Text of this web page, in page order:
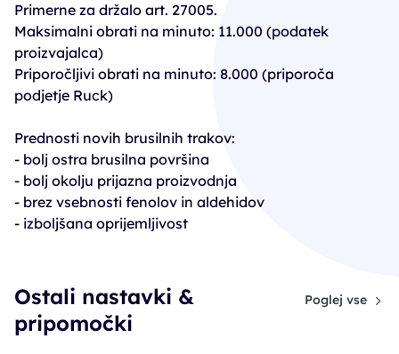
Primerne za držalo art. 27005.
Maksimalni obrati na minuto: 11.000 (podatek
proizvajalca)
Priporočljivi obrati na minuto: 8.000 (priporoča
podjetje Ruck)
Prednosti novih brusilnih trakov:
- bolj ostra brusilna površina
- bolj okolju prijazna proizvodnja
- brez vsebnosti fenolov in aldehidov
- izboljšana oprijemljivost
Ostali nastavki &
pripomočki
Poglej vse